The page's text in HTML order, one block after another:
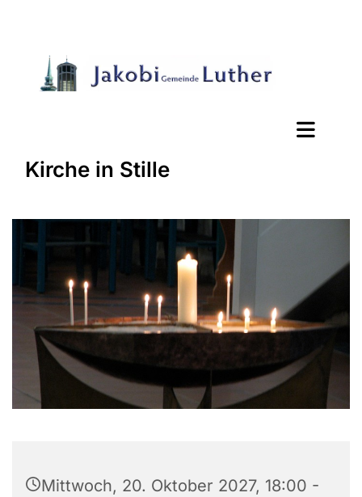
Kirche in Stille
Mittwoch, 20. Oktober 2027, 18:00 -